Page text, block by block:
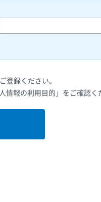
登録ください。
報の利用目的」をご確認く